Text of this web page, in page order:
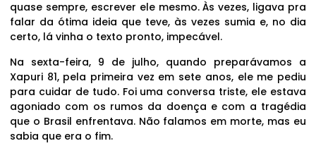
quase sempre, escrever ele mesmo. Às vezes, ligava pra
falar da ótima ideia que teve, às vezes sumia e, no dia
certo, lá vinha o texto pronto, impecável.
Na sexta-feira, 9 de julho, quando preparávamos a
Xapuri 81, pela primeira vez em sete anos, ele me pediu
para cuidar de tudo. Foi uma conversa triste, ele estava
agoniado com os rumos da doença e com a tragédia
que o Brasil enfrentava. Não falamos em morte, mas eu
sabia que era o fim.